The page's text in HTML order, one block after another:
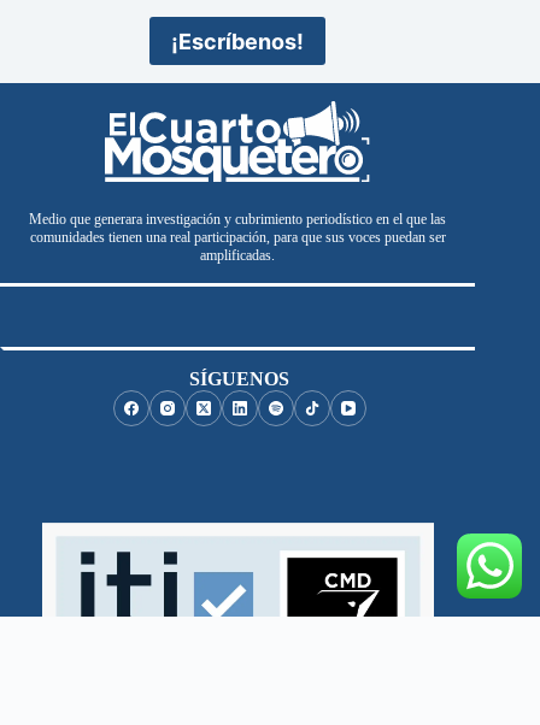
¡Escríbenos!
Medio que generara investigación y cubrimiento periodístico en el que las
comunidades tienen una real participación, para que sus voces puedan ser
amplificadas.
SÍGUENOS